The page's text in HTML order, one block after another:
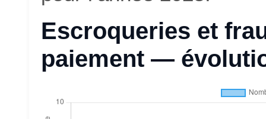
Escroqueries et
paiement —